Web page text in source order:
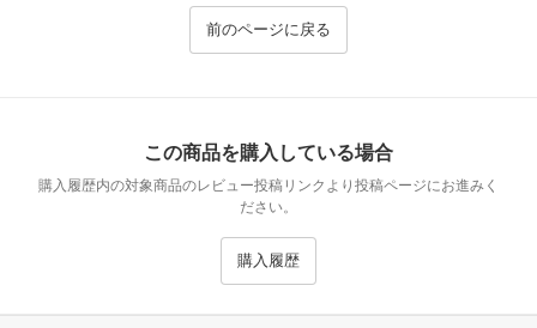
前のページに戻る
この商品を購入している場合
購入履歴内の対象商品のレビュー投稿リンクより投稿ページにお進みく
ださい。
購入履歴